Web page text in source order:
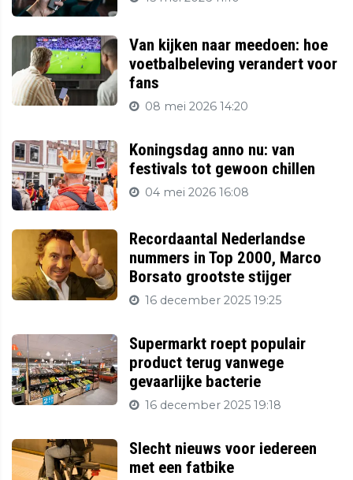
Van kijken naar meedoen: hoe
voetbalbeleving verandert voor
fans
08 mei 2026 14:20
Koningsdag anno nu: van
festivals tot gewoon chillen
04 mei 2026 16:08
Recordaantal Nederlandse
nummers in Top 2000, Marco
Borsato grootste stijger
16 december 2025 19:25
Supermarkt roept populair
product terug vanwege
gevaarlijke bacterie
16 december 2025 19:18
Slecht nieuws voor iedereen
met een fatbike